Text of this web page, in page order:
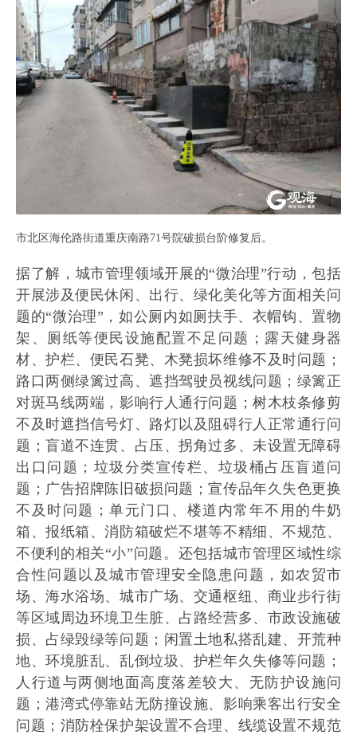
市北区海伦路街道重庆南路71号院破损台阶修复后。
据了解，城市管理领域开展的“微治理”行动，包括
开展涉及便民休闲、出行、绿化美化等方面相关问
题的“微治理”，如公厕内如厕扶手、衣帽钩、置物
架、厕纸等便民设施配置不足问题；露天健身器
材、护栏、便民石凳、木凳损坏维修不及时问题；
路口两侧绿篱过高、遮挡驾驶员视线问题；绿篱正
对斑马线两端，影响行人通行问题；树木枝条修剪
不及时遮挡信号灯、路灯以及阻碍行人正常通行问
题；盲道不连贯、占压、拐角过多、未设置无障碍
出口问题；垃圾分类宣传栏、垃圾桶占压盲道问
题；广告招牌陈旧破损问题；宣传品年久失色更换
不及时问题；单元门口、楼道内常年不用的牛奶
箱、报纸箱、消防箱破烂不堪等不精细、不规范、
不便利的相关“小”问题。还包括城市管理区域性综
合性问题以及城市管理安全隐患问题，如农贸市
场、海水浴场、城市广场、交通枢纽、商业步行街
等区域周边环境卫生脏、占路经营多、市政设施破
损、占绿毁绿等问题；闲置土地私搭乱建、开荒种
地、环境脏乱、乱倒垃圾、护栏年久失修等问题；
人行道与两侧地面高度落差较大、无防护设施问
题；港湾式停靠站无防撞设施、影响乘客出行安全
问题；消防栓保护架设置不合理、线缆设置不规范